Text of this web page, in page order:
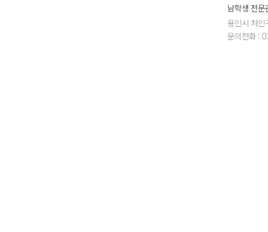
남학생 전문
용인시 처
문의전화 :